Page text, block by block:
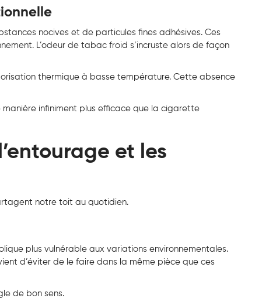
nocives et de particules fines adhésives. Ces
L’odeur de tabac froid s’incruste alors de façon
thermique à basse température. Cette absence
infiniment plus efficace que la cigarette
et les
notre toit au quotidien.
plus vulnérable aux variations environnementales.
d’éviter de le faire dans la même pièce que ces
de bon sens.